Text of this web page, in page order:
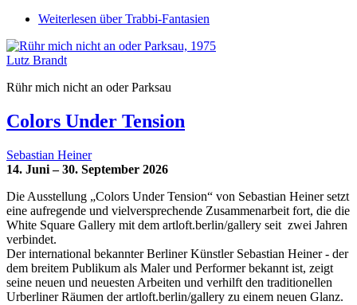
Weiterlesen über Trabbi-Fantasien
Lutz Brandt
Rühr mich nicht an oder Parksau
Colors Under Tension
Sebastian Heiner
14. Juni – 30. September 2026
Die Ausstellung „Colors Under Tension“ von Sebastian Heiner setzt
eine aufregende und vielversprechende Zusammenarbeit fort, die die
White Square Gallery mit dem artloft.berlin/gallery seit zwei Jahren
verbindet.
Der international bekannter Berliner Künstler Sebastian Heiner - der
dem breitem Publikum als Maler und Performer bekannt ist, zeigt
seine neuen und neuesten Arbeiten und verhilft den traditionellen
Urberliner Räumen der artloft.berlin/gallery zu einem neuen Glanz.